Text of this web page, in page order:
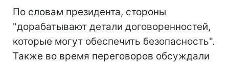
По словам президента, стороны
"дорабатывают детали договоренностей,
которые могут обеспечить безопасность".
Также во время переговоров обсуждали